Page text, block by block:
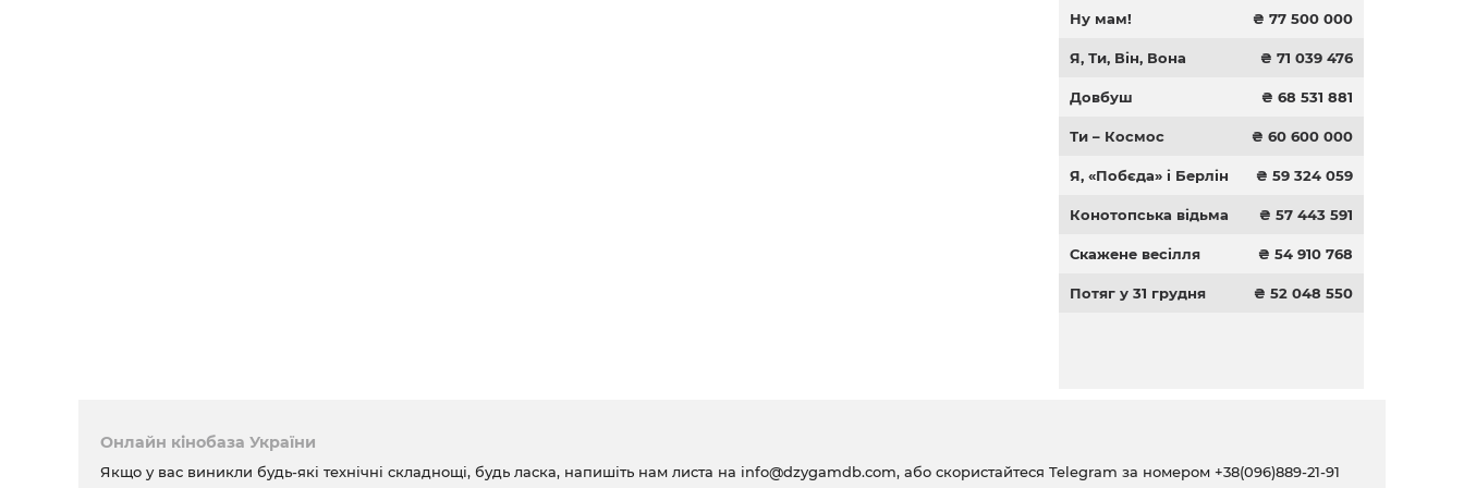
Ну мам! ₴ 77 500 000
Я, Ти, Він, Вона ₴ 71 039 476
Довбуш ₴ 68 531 881
Ти – Космос ₴ 60 600 000
Я, «Побєда» і Берлін ₴ 59 324 059
Конотопська відьма ₴ 57 443 591
Скажене весілля ₴ 54 910 768
Потяг у 31 грудня ₴ 52 048 550
Онлайн кінобаза України
Якщо у вас виникли будь-які технічні складнощі, будь ласка, напишіть нам листа на info@dzygamdb.com, або скористайтеся Telegram за номером +38(096)889-21-91